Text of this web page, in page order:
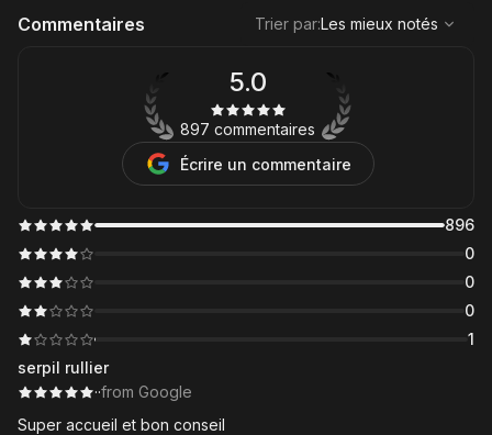
Commentaires
Les mieux notés
Trier par:Les mieux notés
896
0
0
0
1
5.0
897 commentaires
Écrire un commentaire
serpil rullier
··from Google
Super accueil et bon conseil